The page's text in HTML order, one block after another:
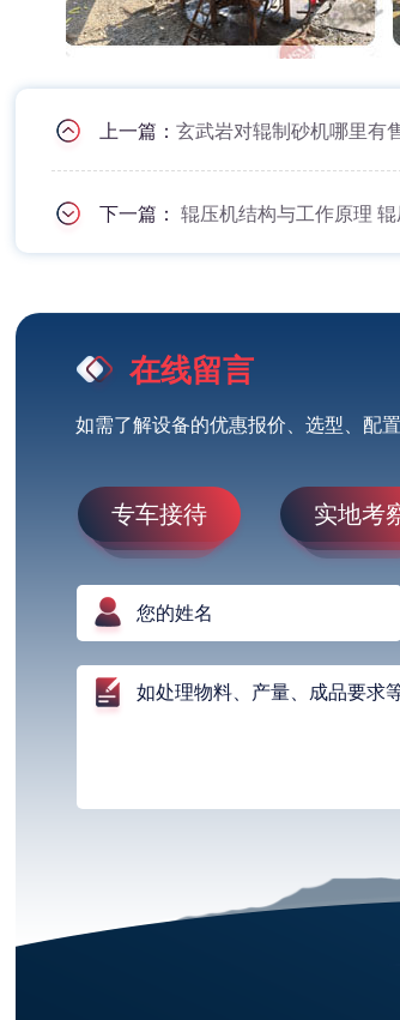
上一篇：玄武岩对辊制砂机哪里有
下一篇：辊压机结构与工作原理
在线留言
如需了解设备的优惠报价、选型、配
专车接待 实地考